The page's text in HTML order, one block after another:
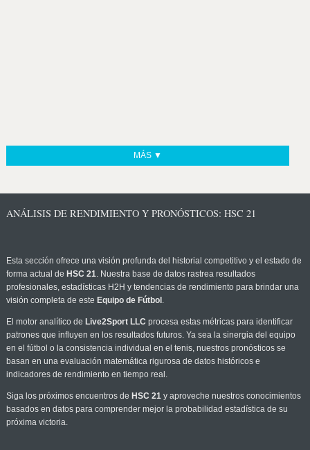
MÁS ▼
ANÁLISIS DE RENDIMIENTO Y PRONÓSTICOS: HSC 21
Esta sección ofrece una visión profunda del historial competitivo y el estado de
forma actual de HSC 21. Nuestra base de datos rastrea resultados
profesionales, estadísticas H2H y tendencias de rendimiento para brindar una
visión completa de este Equipo de Fútbol .
El motor analítico de Live2Sport LLC procesa estas métricas para identificar
patrones que influyen en los resultados futuros. Ya sea la sinergia del equipo
en el fútbol o la consistencia individual en el tenis, nuestros pronósticos se
basan en una evaluación matemática rigurosa de datos históricos e
indicadores de rendimiento en tiempo real.
Siga los próximos encuentros de HSC 21y aproveche nuestros conocimientos
basados en datos para comprender mejor la probabilidad estadística de su
próxima victoria.